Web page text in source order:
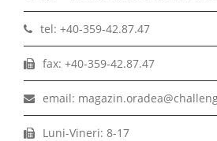
tel: +40-359-42.87.47
fax: +40-359-42.87.47
email:
Luni-Vineri: 8-17